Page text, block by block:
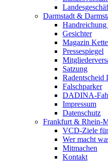
Darmstadt &
Gesichter
Magazin
Pressespiegel
Satzung
Radentscheid
Falschparker
DADINA-
Impressum
Datenschutz
Frankfurt & Rhein-
VCD-Ziele
Wer macht
Mitmachen
Kontakt